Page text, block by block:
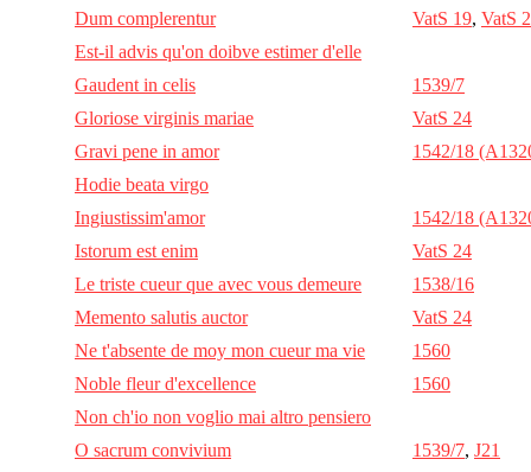
Dum complerentur
VatS 19, VatS
Est-il advis qu'on doibve estimer d'elle
Gaudent in celis
1539/7
Gloriose virginis mariae
VatS 24
Gravi pene in amor
1542/18
Hodie beata virgo
Ingiustissim'amor
1542/18
Istorum est enim
VatS 24
Le triste cueur que avec vous demeure
1538/16
Memento salutis auctor
VatS 24
Ne t'absente de moy mon cueur ma vie
1560
Noble fleur d'excellence
1560
Non ch'io non voglio mai altro pensiero
O sacrum convivium
1539/7, J21